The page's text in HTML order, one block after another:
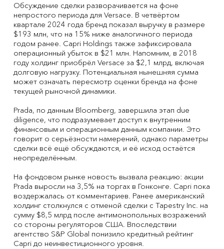
Обсуждение сделки разворачивается на фоне
непростого периода для Versace. В четвёртом
квартале 2024 года бренд показал выручку в размере
$193 млн, что на 15% ниже аналогичного периода
годом ранее. Capri Holdings также зафиксировала
операционный убыток в $21 млн. Напомним, в 2018
году холдинг приобрёл Versace за $2,1 млрд, включая
долговую нагрузку. Потенциальная нынешняя сумма
может означать пересмотр оценки бренда на фоне
текущей рыночной динамики.
Prada, по данным Bloomberg, завершила этап due
diligence, что подразумевает доступ к внутренним
финансовым и операционным данным компании. Это
говорит о серьёзности намерений, однако параметры
сделки всё ещё обсуждаются, и её исход остаётся
неопределённым.
На фондовом рынке новость вызвала реакцию: акции
Prada выросли на 3,5% на торгах в Гонконге. Capri пока
воздержалась от комментариев. Ранее американский
холдинг столкнулся с отменой сделки с Tapestry Inc. на
сумму $8,5 млрд после антимонопольных возражений
со стороны регуляторов США. Впоследствии
агентство S&P Global понизило кредитный рейтинг
Capri до неинвестиционного уровня.